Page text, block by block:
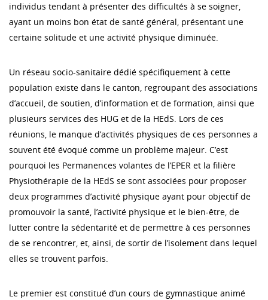
individus tendant à présenter des difficultés à se soigner,
ayant un moins bon état de santé général, présentant une
certaine solitude et une activité physique diminuée.
Un réseau socio-sanitaire dédié spécifiquement à cette
population existe dans le canton, regroupant des associations
d’accueil, de soutien, d’information et de formation, ainsi que
plusieurs services des HUG et de la HEdS. Lors de ces
réunions, le manque d’activités physiques de ces personnes a
souvent été évoqué comme un problème majeur. C’est
pourquoi les Permanences volantes de l’EPER et la filière
Physiothérapie de la HEdS se sont associées pour proposer
deux programmes d’activité physique ayant pour objectif de
promouvoir la santé, l’activité physique et le bien-être, de
lutter contre la sédentarité et de permettre à ces personnes
de se rencontrer, et, ainsi, de sortir de l’isolement dans lequel
elles se trouvent parfois.
Le premier est constitué d’un cours de gymnastique animé